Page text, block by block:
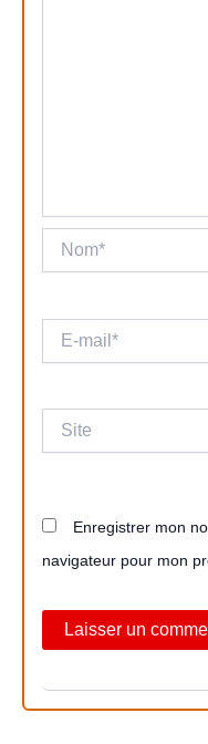
Nom*
mail*
Site
Enregistrer mon
navigateur pour mon